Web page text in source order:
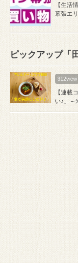
【生活
幕張エ
ピックアップ「
312view
【連載
い♪」～